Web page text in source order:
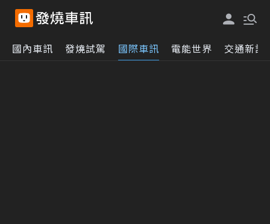
國內車訊 發燒試駕 國際車訊 電能世界 交通新訊